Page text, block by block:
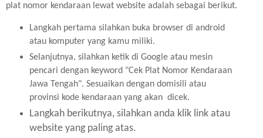
plat nomor kendaraan lewat website adalah sebagai berikut.
Langkah pertama silahkan buka browser di android
atau komputer yang kamu miliki.
Selanjutnya, silahkan ketik di Google atau mesin
pencari dengan keyword "Cek Plat Nomor Kendaraan
Jawa Tengah". Sesuaikan dengan domisili atau
provinsi kode kendaraan yang akan dicek.
Langkah berikutnya, silahkan anda klik link atau
website yang paling atas.